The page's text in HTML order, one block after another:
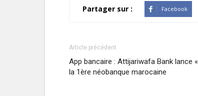
Partager sur : Facebook
Article précédent
App bancaire : Attijariwafa Bank lance
la 1ère néobanque marocaine